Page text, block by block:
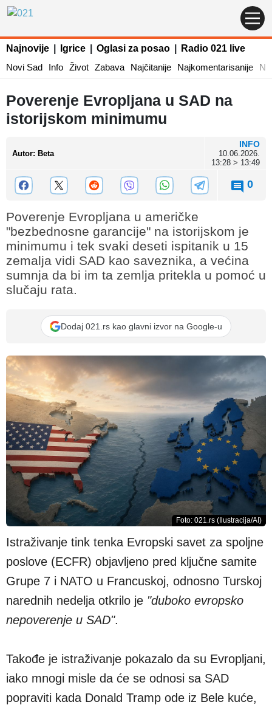
Najnovije Igrice Oglasi za posao
Radio 021 live
Novi Sad
Info Život Zabava Najčitanije Najkomentarisanije
Poverenje Evropljana u SAD na
istorijskom minimumu
Autor: Beta
INFO
10.06.2026.
13:28 > 13:49
0
Poverenje Evropljana u američke
"bezbednosne garancije" na istorijskom je
minimumu i tek svaki deseti ispitanik u 15
zemalja vidi SAD kao saveznika, a većina
sumnja da bi im ta zemlja pritekla u pomoć u
slučaju rata.
Dodaj 021.rs kao glavni izvor na Google-u
Foto: 021.rs (Ilustracija/AI)
Istraživanje tink tenka Evropski savet za spoljne
poslove (ECFR) objavljeno pred ključne samite
Grupe 7 i NATO u Francuskoj, odnosno Turskoj
narednih nedelja otkrilo je "duboko evropsko
nepoverenje u SAD".
Takođe je istraživanje pokazalo da su Evropljani,
iako mnogi misle da će se odnosi sa SAD
popraviti kada Donald Tramp ode iz Bele kuće,